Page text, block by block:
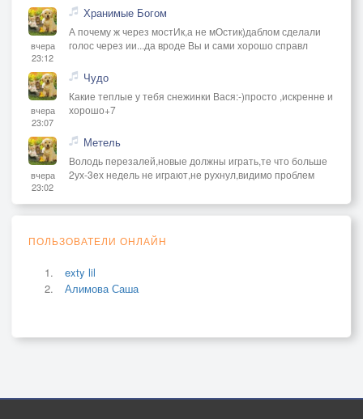
вчера
23:12
Хранимые Богом
А почему ж через мостИк,а не мОстик)даблом сделали
голос через ии...да вроде Вы и сами хорошо справл
вчера
23:07
Чудо
Какие теплые у тебя снежинки Вася:-)просто ,искренне и
хорошо+7
вчера
23:02
Метель
Володь перезалей,новые должны играть,те что больше
2ух-3ех недель не играют,не рухнул,видимо проблем
ПОЛЬЗОВАТЕЛИ ОНЛАЙН
exty lil
Алимова Саша